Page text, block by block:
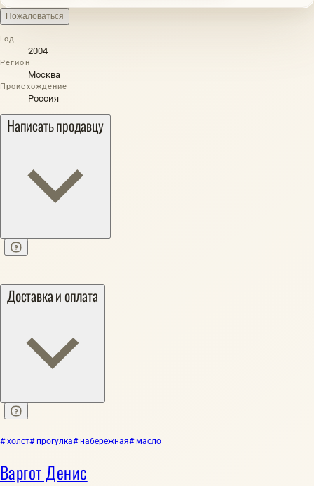
Пожаловаться
Год
2004
Регион
Москва
Происхождение
Россия
Написать продавцу
Доставка и оплата
# холст# прогулка# набережная# масло
Варгот Денис